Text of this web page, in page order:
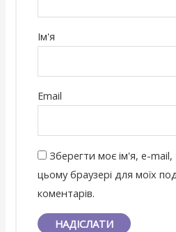
Ім'я
Email
Зберегти моє ім'я, e-mail,
цьому браузері для моїх
коментарів.